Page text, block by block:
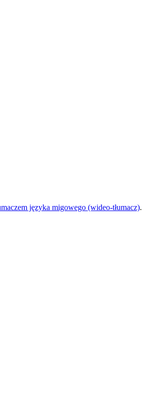
języka migowego (wideo-tłumacz).